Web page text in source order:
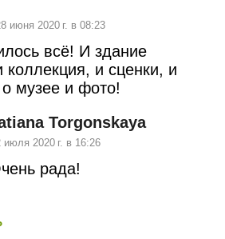
июня 2020 г. в 08:23
всё! И здание
коллекция, и сценки, и
о музее и фото!
Torgonskaya
июля 2020 г. в 16:26
рада!